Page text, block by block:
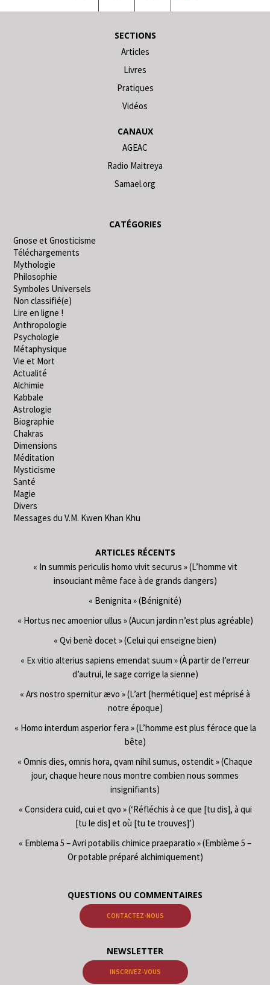
SECTIONS
Articles
Livres
Pratiques
Vidéos
CANAUX
AGEAC
Radio Maitreya
Samael.org
CATÉGORIES
Gnose et Gnosticisme
Téléchargements
Mythologie
Philosophie
Symboles Universels
Non classifié(e)
Lire en ligne !
Anthropologie
Psychologie
Métaphysique
Vie et Mort
Actualité
Alchimie
Kabbale
Astrologie
Biographie
Chakras
Dimensions
Méditation
Mysticisme
Santé
Magie
Divers
Messages du V.M. Kwen Khan Khu
ARTICLES RÉCENTS
« In summis periculis homo vivit securus » (L’homme vit
insouciant même face à de grands dangers)
« Benignita » (Bénignité)
« Hortus nec amoenior ullus » (Aucun jardin n’est plus agréable)
« Qvi benè docet » (Celui qui enseigne bien)
« Ex vitio alterius sapiens emendat suum » (À partir de l’erreur
d’autrui, le sage corrige la sienne)
« Ars nostro spernitur ævo » (L’art [hermétique] est méprisé à
notre époque)
« Homo interdum asperior fera » (L’homme est plus féroce que la
bête)
« Omnis dies, omnis hora, qvam nihil sumus, ostendit » (Chaque
jour, chaque heure nous montre combien nous sommes
insignifiants)
« Considera cuid, cui et qvo » (‘Réfléchis à ce que [tu dis], à qui
[tu le dis] et où [tu te trouves]’)
« Emblema 5 – Avri potabilis chimice praeparatio » (Emblème 5 –
Or potable préparé alchimiquement)
QUESTIONS OU COMMENTAIRES
CONTACTEZ-NOUS
NEWSLETTER
INSCRIVEZ-VOUS